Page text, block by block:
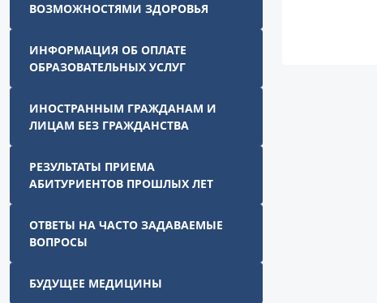
ВОЗМОЖНОСТЯМИ ЗДОРОВЬЯ
ИНФОРМАЦИЯ ОБ ОПЛАТЕ
ОБРАЗОВАТЕЛЬНЫХ УСЛУГ
ИНОСТРАННЫМ ГРАЖДАНАМ И
ЛИЦАМ БЕЗ ГРАЖДАНСТВА
РЕЗУЛЬТАТЫ ПРИЕМА
АБИТУРИЕНТОВ ПРОШЛЫХ ЛЕТ
ОТВЕТЫ НА ЧАСТО ЗАДАВАЕМЫЕ
ВОПРОСЫ
БУДУЩЕЕ МЕДИЦИНЫ